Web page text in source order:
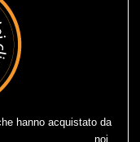
hanno acquistato da
noi.